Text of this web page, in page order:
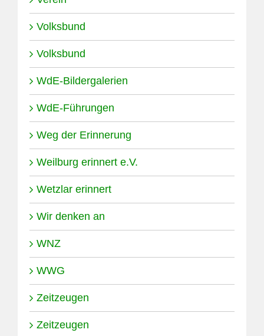
Volksbund
Volksbund
WdE-Bildergalerien
WdE-Führungen
Weg der Erinnerung
Weilburg erinnert e.V.
Wetzlar erinnert
Wir denken an
WNZ
WWG
Zeitzeugen
Zeitzeugen